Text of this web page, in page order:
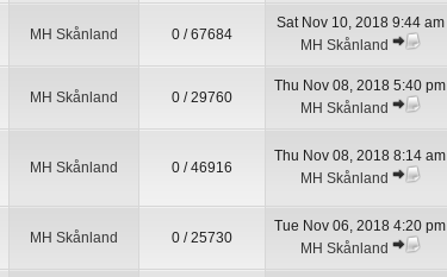
MH Skånland 0 / 67684
Sat Nov 10, 2018 9:44 am
MH Skånland
MH Skånland 0 / 29760
Thu Nov 08, 2018 5:40 pm
MH Skånland
MH Skånland 0 / 46916
Thu Nov 08, 2018 8:14 am
MH Skånland
MH Skånland 0 / 25730
Tue Nov 06, 2018 4:20 pm
MH Skånland